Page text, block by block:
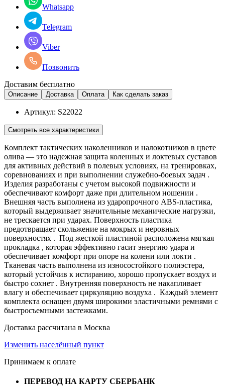
Whatsapp
Telegram
Viber
Позвонить
Доставим бесплатно
Описание Доставка Оплата Как сделать заказ
Артикул: S22022
Смотреть все характеристики
Комплект тактических наколенников и налокотников в цвете
олива — это надежная защита коленных и локтевых суставов
для активных действий в полевых условиях, на тренировках,
соревнованиях и при выполнении служебно-боевых задач .
Изделия разработаны с учетом высокой подвижности и
обеспечивают комфорт даже при длительном ношении .
Внешняя часть выполнена из ударопрочного ABS-пластика,
который выдерживает значительные механические нагрузки,
не трескается при ударах. Поверхность пластика
предотвращает скольжение на мокрых и неровных
поверхностях . Под жесткой пластиной расположена мягкая
прокладка , которая эффективно гасит энергию удара и
обеспечивает комфорт при опоре на колени или локти .
Тканевая часть выполнена из износостойкого полиэстера,
который устойчив к истиранию, хорошо пропускает воздух и
быстро сохнет . Внутренняя поверхность не накапливает
влагу и обеспечивает циркуляцию воздуха . Каждый элемент
комплекта оснащен двумя широкими эластичными ремнями с
быстросъемными застежками.
Доставка рассчитана в Москва
Изменить населённый пункт
Принимаем к оплате
ПЕРЕВОД НА КАРТУ СБЕРБАНК